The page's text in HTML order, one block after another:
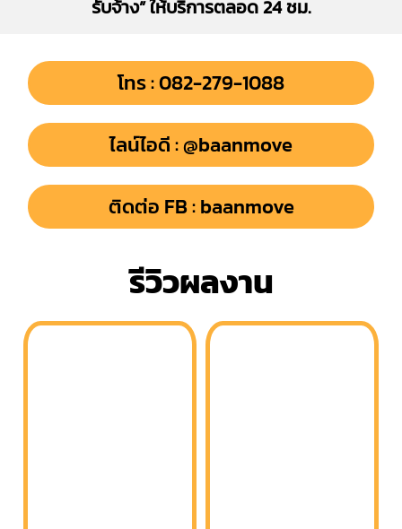
รับจ้าง” ให้บริการตลอด 24 ชม.
โทร : 082-279-1088
ไลน์ไอดี : @baanmove
ติดต่อ FB : baanmove
รีวิวผลงาน